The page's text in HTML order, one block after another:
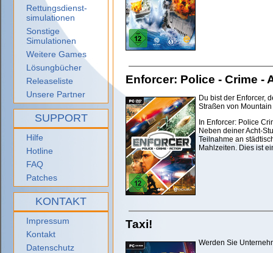
Rettungsdienst-
simulationen
Sonstige
Simulationen
Weitere Games
Lösungbücher
Releaseliste
Unsere Partner
SUPPORT
Hilfe
Hotline
FAQ
Patches
KONTAKT
Impressum
Kontakt
Datenschutz
Enforcer: Police - Crime -
Du bist der Enforcer,
Straßen von
In Enforcer: Police
Neben deiner Acht-
Teilnahme an
Mahlzeiten. Dies ist
Taxi!
Werden Sie